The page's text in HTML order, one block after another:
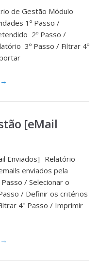
de Gestão Módulo
1º Passo /
2º Passo /
3º Passo / Filtrar 4º
→
[eMail
Enviados]- Relatório
enviados pela
/ Selecionar o
/ Definir os critérios
4º Passo / Imprimir
→